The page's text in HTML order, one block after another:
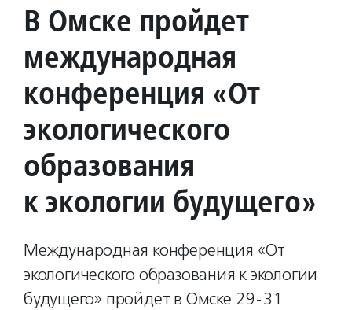
В Омске пройдет
международная
конференция «От
экологического
образования
к экологии будущего»
Международная конференция «От
экологического образования к экологии
будущего» пройдет в Омске 29-31